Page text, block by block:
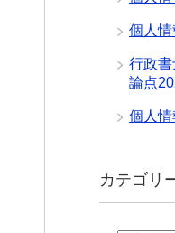
個人情
行政
論点
個人情
カテゴリ